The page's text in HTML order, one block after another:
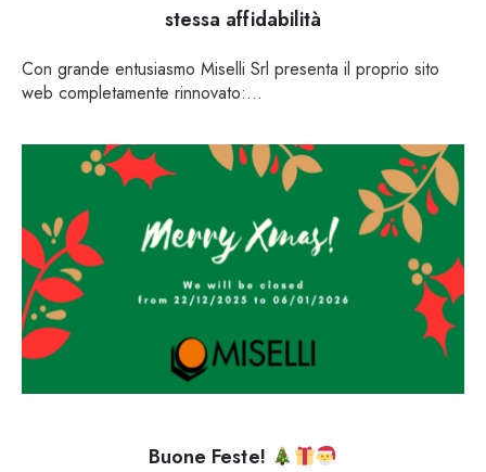
stessa affidabilità
Con grande entusiasmo Miselli Srl presenta il proprio sito
web completamente rinnovato:...
Buone Feste!